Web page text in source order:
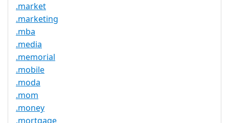
.market
.marketing
.mba
.media
.memorial
.mobile
.moda
.mom
.money
.mortgage